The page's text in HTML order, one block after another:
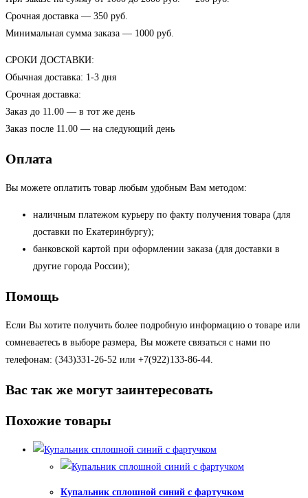
Срочная доставка — 350 руб.
Минимальная сумма заказа — 1000 руб.
СРОКИ ДОСТАВКИ:
Обычная доставка: 1-3 дня
Срочная доставка:
Заказ до 11.00 — в тот же день
Заказ после 11.00 — на следующий день
Оплата
Вы можете оплатить товар любым удобным Вам методом:
наличным платежом курьеру по факту получения товара (для
доставки по Екатеринбургу);
банковской картой при оформлении заказа (для доставки в
другие города России);
Помощь
Если Вы хотите получить более подробную информацию о товаре или
сомневаетесь в выборе размера, Вы можете связаться с нами по
телефонам: (343)331-26-52 или +7(922)133-86-44.
Вас так же могут заинтересовать
Похожие товары
Купальник сплошной синий с фартучком